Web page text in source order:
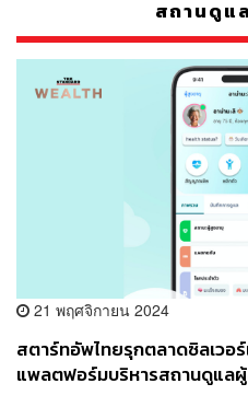
สถานดูแ
21 พฤศจิกายน 2024
สตาร์ทอัพไทยรุกตลาดซิลเวอร์
แพลตฟอร์มบริหารสถานดูแล